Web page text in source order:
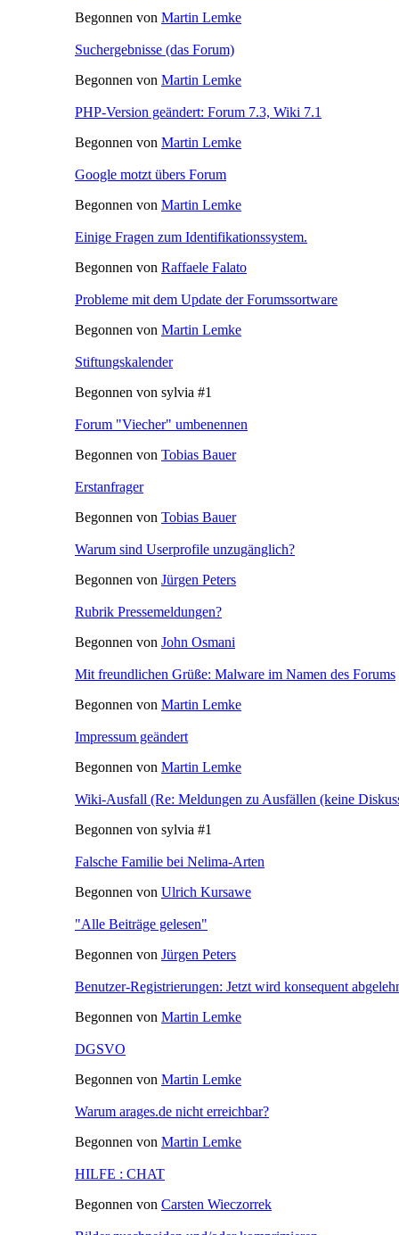
Begonnen von Martin Lemke
Suchergebnisse (das Forum)
Begonnen von Martin Lemke
PHP-Version geändert: Forum 7.3, Wiki 7.1
Begonnen von Martin Lemke
Google motzt übers Forum
Begonnen von Martin Lemke
Einige Fragen zum Identifikationssystem.
Begonnen von Raffaele Falato
Probleme mit dem Update der Forumssortware
Begonnen von Martin Lemke
Stiftungskalender
Begonnen von sylvia #1
Forum "Viecher" umbenennen
Begonnen von Tobias Bauer
Erstanfrager
Begonnen von Tobias Bauer
Warum sind Userprofile unzugänglich?
Begonnen von Jürgen Peters
Rubrik Pressemeldungen?
Begonnen von John Osmani
Mit freundlichen Grüße: Malware im Namen des Forums
Begonnen von Martin Lemke
Impressum geändert
Begonnen von Martin Lemke
Wiki-Ausfall (Re: Meldungen zu Ausfällen (keine
Begonnen von sylvia #1
Falsche Familie bei Nelima-Arten
Begonnen von Ulrich Kursawe
"Alle Beiträge gelesen"
Begonnen von Jürgen Peters
Benutzer-Registrierungen: Jetzt wird konsequent
Begonnen von Martin Lemke
DGSVO
Begonnen von Martin Lemke
Warum arages.de nicht erreichbar?
Begonnen von Martin Lemke
HILFE : CHAT
Begonnen von Carsten Wieczorrek